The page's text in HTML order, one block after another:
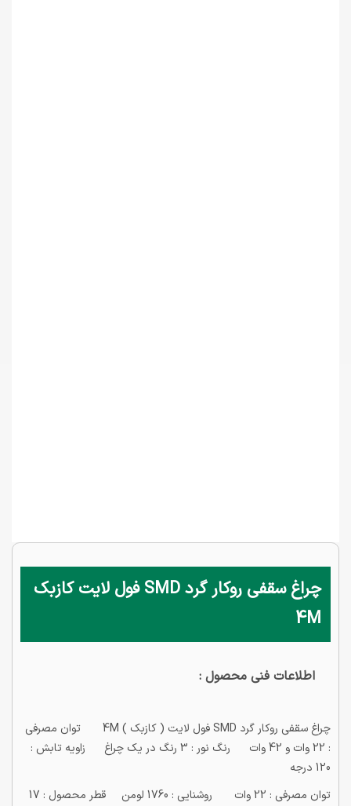
چراغ سقفی روکار گرد SMD فول لایت کازبک
4M
اطلاعات فنی محصول :
چراغ سقفی روکار گرد SMD فول لایت ( کازبک ) 4M توان مصرفی
: 22 وات و 42 وات رنگ نور : 3 رنگ در یک چراغ زاویه تابش :
120 درجه
توان مصرفی : 22 وات روشنایی : 1760 لومن قطر محصول : 17